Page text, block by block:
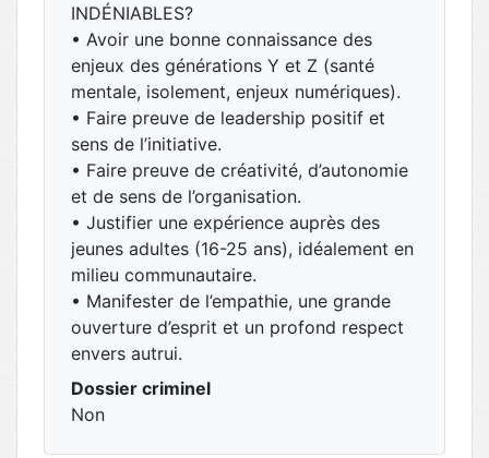
INDÉNIABLES?
• Avoir une bonne connaissance des
enjeux des générations Y et Z (santé
mentale, isolement, enjeux numériques).
• Faire preuve de leadership positif et
sens de l’initiative.
• Faire preuve de créativité, d’autonomie
et de sens de l’organisation.
• Justifier une expérience auprès des
jeunes adultes (16-25 ans), idéalement en
milieu communautaire.
• Manifester de l’empathie, une grande
ouverture d’esprit et un profond respect
envers autrui.
Dossier criminel
Non